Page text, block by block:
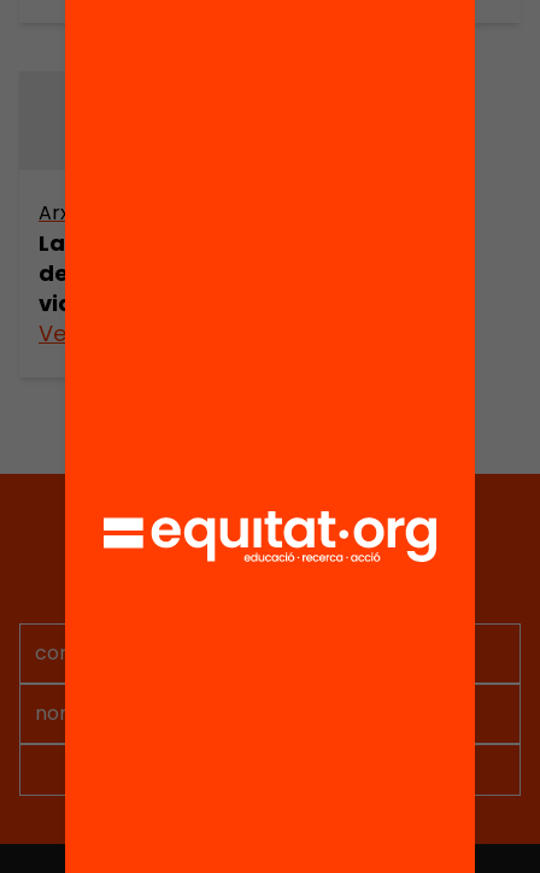
Arxiu
La negociació
dels valors a la
vida quotidiana
Veure’n més
Tria equitat
Rep continguts, iniciatives i